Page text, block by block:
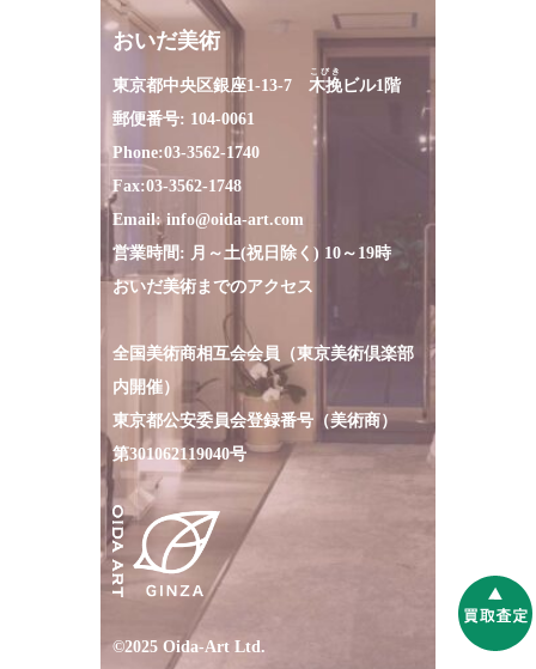
おいだ美術
東京都中央区銀座1-13-7 木挽
こびき
ビル1階
郵便番号: 104-0061
Phone:03-3562-1740
Fax:03-3562-1748
Email: info@oida-art.com
営業時間: 月～土(祝日除く) 10～19時
おいだ美術までのアクセス
全国美術商相互会会員（東京美術倶楽部
内開催）
東京都公安委員会登録番号（美術商）
第301062119040号
©2025 Oida-Art Ltd.